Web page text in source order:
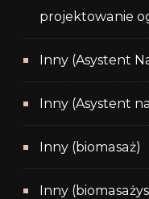
projektowanie
Inny (Asystent
Inny (Asystent
Inny (biomasaż)
Inny